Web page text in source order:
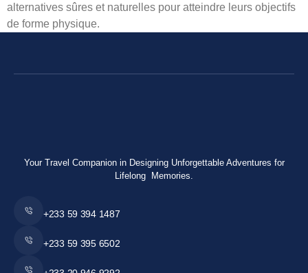
alternatives sûres et naturelles pour atteindre leurs objectifs
de forme physique.
Your Travel Companion in Designing Unforgettable Adventures for
Lifelong Memories.
+233 59 394 1487
+233 59 395 6502